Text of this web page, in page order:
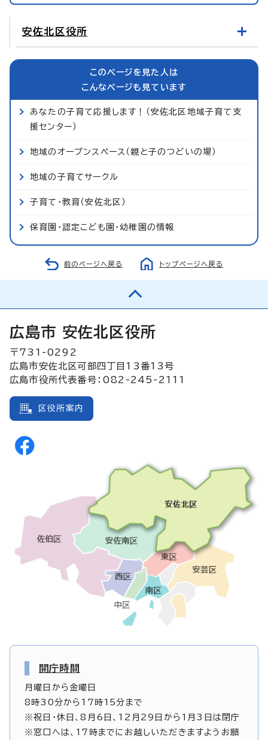
安佐北区役所
このページを見た人は
こんなページも見ています
あなたの子育て応援します！（安佐北区地域子育て支
援センター）
地域のオープンスペース（親と子のつどいの場）
地域の子育てサークル
子育て・教育（安佐北区）
保育園・認定こども園・幼稚園の情報
前のページへ戻る トップページへ戻る
広島市 安佐北区役所
〒731-0292
広島市安佐北区可部四丁目13番13号
広島市役所代表番号：082-245-2111
区役所案内
開庁時間
月曜日から金曜日
8時30分から17時15分まで
※祝日・休日、8月6日、12月29日から1月3日は閉庁
※窓口へは、17時までにお越しいただきますようお願